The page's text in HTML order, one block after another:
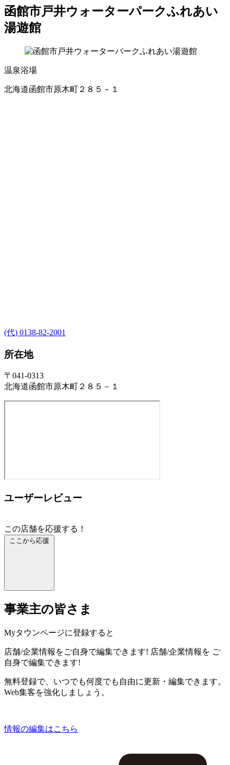
函館市戸井ウォーターパークふれあい
湯遊館
温泉浴場
北海道函館市原木町２８５－１
(代) 0138-82-2001
所在地
〒041-0313
北海道函館市原木町２８５－１
ユーザーレビュー
この店舗を応援する！
ここから応援
事業主の皆さま
Myタウンページに登録すると
店舗/企業情報をご自身で編集できます! 店舗/企業情報を ご
自身で編集できます!
無料登録で、いつでも何度でも自由に更新・編集できます。
Web集客を強化しましょう。
情報の編集はこちら